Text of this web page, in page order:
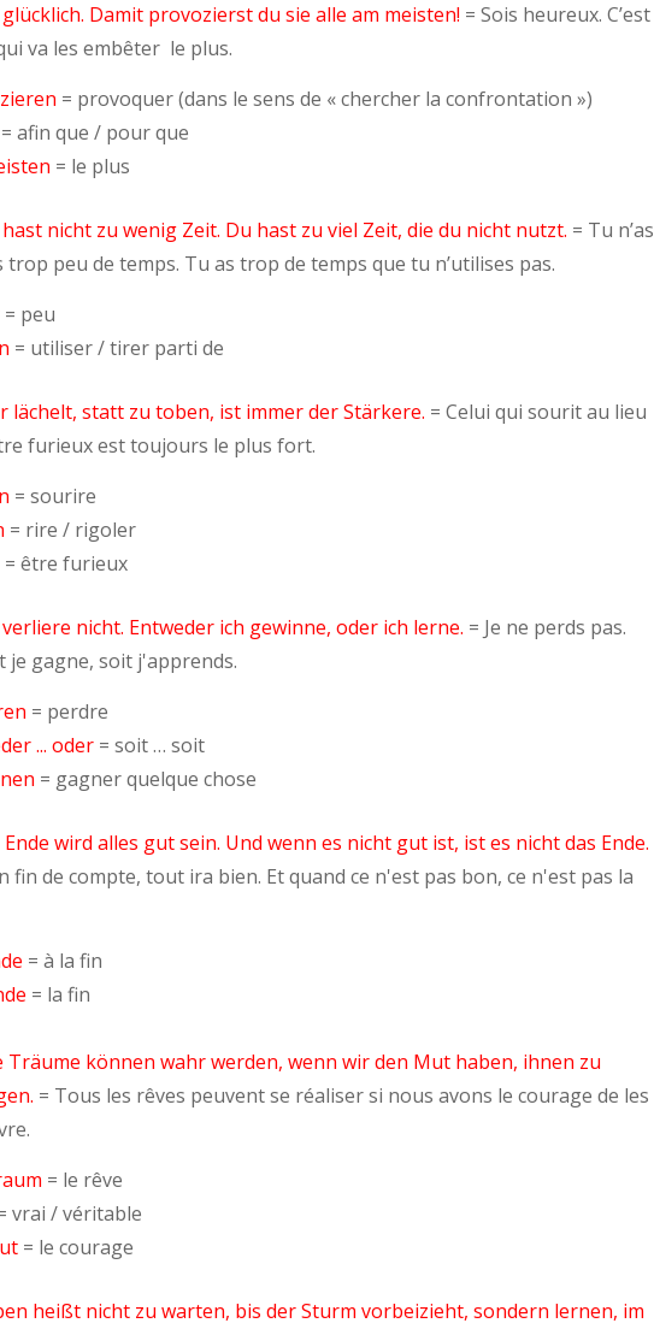
glücklich. Damit provozierst du sie alle am meisten! = Sois heureux. C’est
va les embêter le plus.
= provoquer (dans le sens de « chercher la confrontation »)
= afin que / pour que
= le plus
nicht zu wenig Zeit. Du hast zu viel Zeit, die du nicht nutzt. = Tu n’as
trop peu de temps. Tu as trop de temps que tu n’utilises pas.
= peu
= utiliser / tirer parti de
lächelt, statt zu toben, ist immer der Stärkere. = Celui qui sourit au lieu
furieux est toujours le plus fort.
= sourire
= rire / rigoler
= être furieux
nicht. Entweder ich gewinne, oder ich lerne. = Je ne perds pas.
je gagne, soit j'apprends.
= perdre
... oder = soit … soit
= gagner quelque chose
Ende wird alles gut sein. Und wenn es nicht gut ist, ist es nicht das Ende.
fin de compte, tout ira bien. Et quand ce n'est pas bon, ce n'est pas la
= à la fin
= la fin
Träume können wahr werden, wenn wir den Mut haben, ihnen zu
= Tous les rêves peuvent se réaliser si nous avons le courage de les
= le rêve
vrai / véritable
= le courage
heißt nicht zu warten, bis der Sturm vorbeizieht, sondern lernen, im